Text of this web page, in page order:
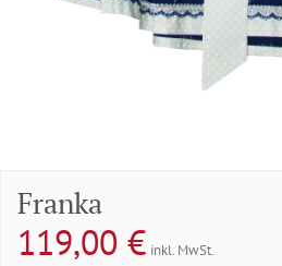
Franka
119,00 € inkl. MwSt.